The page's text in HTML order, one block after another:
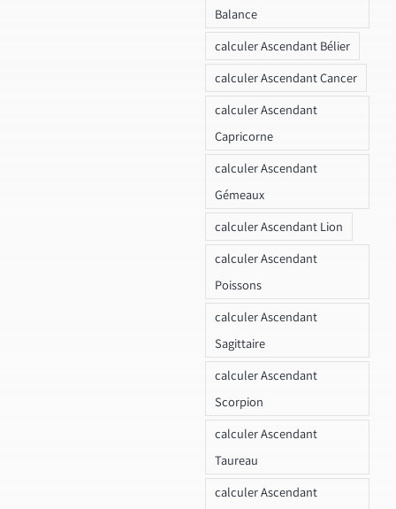
Balance
calculer Ascendant Bélier
calculer Ascendant Cancer
calculer Ascendant
Capricorne
calculer Ascendant
Gémeaux
calculer Ascendant Lion
calculer Ascendant
Poissons
calculer Ascendant
Sagittaire
calculer Ascendant
Scorpion
calculer Ascendant
Taureau
calculer Ascendant